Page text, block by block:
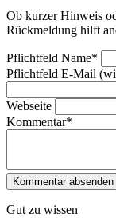
Ob kurzer Hinweis
Rückmeldung hilft
Pflichtfeld Name*
Pflichtfeld E-Mail
Webseite
Kommentar*
Gut zu wissen